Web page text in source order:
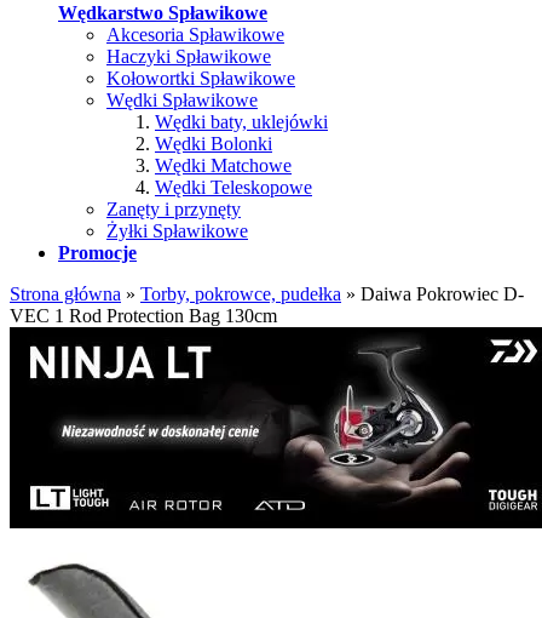
Wędkarstwo Spławikowe
Akcesoria Spławikowe
Haczyki Spławikowe
Kołowortki Spławikowe
Wędki Spławikowe
Wędki baty, uklejówki
Wędki Bolonki
Wędki Matchowe
Wędki Teleskopowe
Zanęty i przynęty
Żyłki Spławikowe
Promocje
Strona główna » Torby, pokrowce, pudełka » Daiwa Pokrowiec D-
VEC 1 Rod Protection Bag 130cm